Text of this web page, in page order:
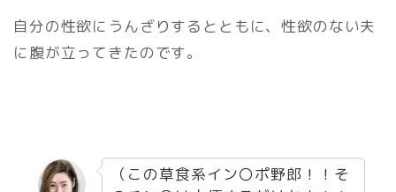
自分の性欲にうんざりするとともに、性欲のない夫
に腹が立ってきたのです。
（この草食系イン〇ポ野郎！！そ